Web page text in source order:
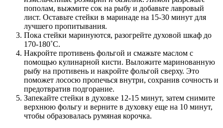
пополам, выжмите сок на рыбу и добавьте лавровый
лист. Оставьте стейки в маринаде на 15-30 минут для
лучшего пропитывания.
Пока стейки маринуются, разогрейте духовой шкаф до
170-180˚С.
Накройте противень фольгой и смажьте маслом с
помощью кулинарной кисти. Выложите маринованную
рыбу на противень и накройте фольгой сверху. Это
поможет лососю пропечься внутри, сохранив сочность и
предотвратив подгорание.
Запекайте стейки в духовке 12-15 минут, затем снимите
верхнюю фольгу и верните в духовку еще на 10 минут,
чтобы образовалась румяная корочка.